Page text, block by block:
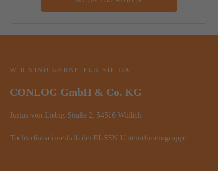
WIR SIND GERNE FÜR SIE DA
CONLOG GmbH & Co. KG
Justus-von-Liebig-Straße 2, 54516 Wittlich
Tochterfirma innerhalb der ELSEN Unternehmensgruppe